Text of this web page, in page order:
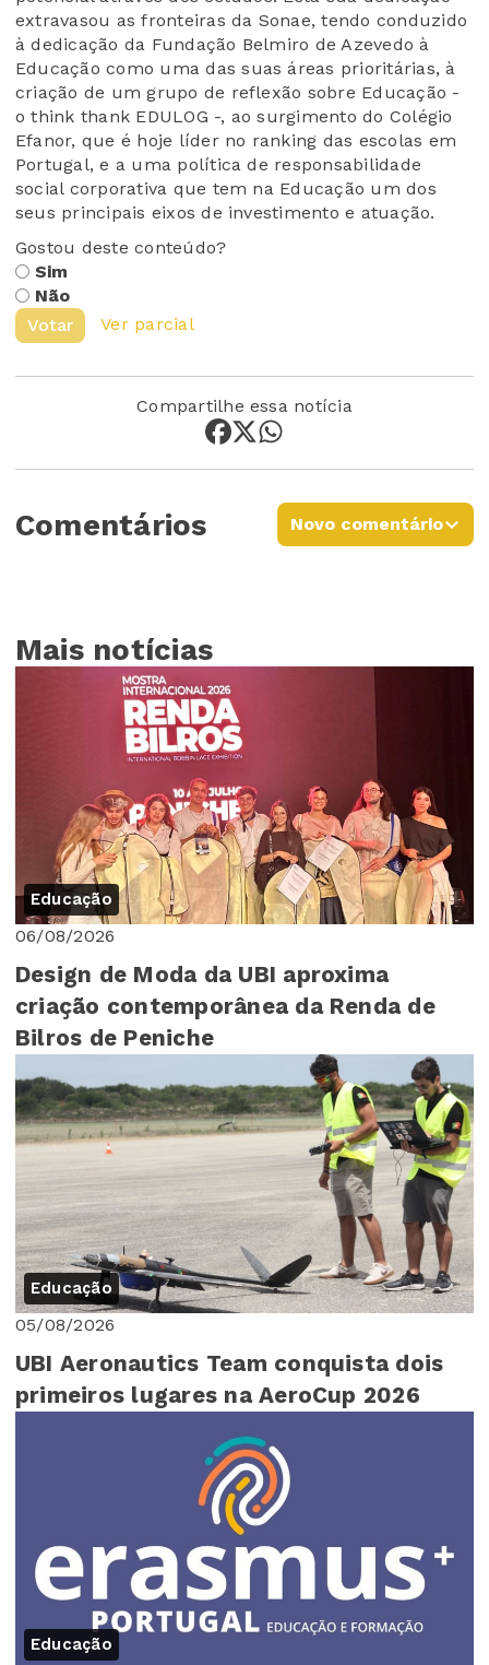
extravasou as fronteiras da Sonae, tendo conduzido
à dedicação da Fundação Belmiro de Azevedo à
Educação como uma das suas áreas prioritárias, à
criação de um grupo de reflexão sobre Educação -
o think thank EDULOG -, ao surgimento do Colégio
Efanor, que é hoje líder no ranking das escolas em
Portugal, e a uma política de responsabilidade
social corporativa que tem na Educação um dos
seus principais eixos de investimento e atuação.
Gostou deste conteúdo?
Sim
Não
Votar
Ver parcial
Compartilhe essa notícia
Comentários Novo comentário
Mais notícias
Educação
06/08/2026
Design de Moda da UBI aproxima
criação contemporânea da Renda de
Bilros de Peniche
Educação
05/08/2026
UBI Aeronautics Team conquista dois
primeiros lugares na AeroCup 2026
Educação